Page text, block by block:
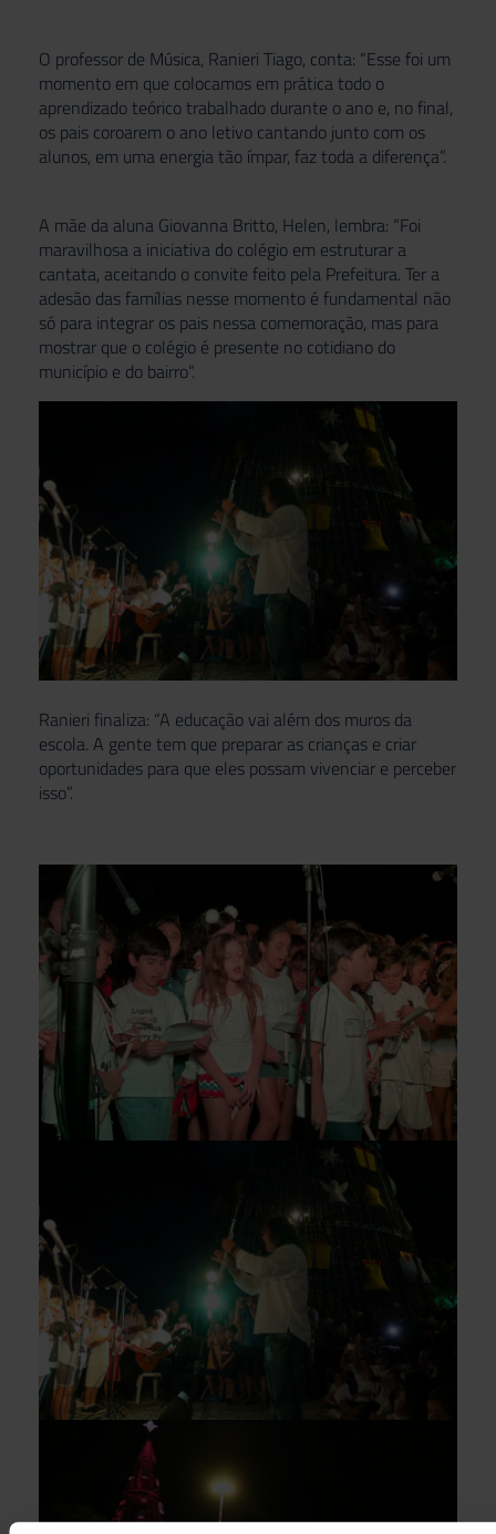
O professor de Música, Ranieri Tiago, conta: “Esse foi um
momento em que colocamos em prática todo o
aprendizado teórico trabalhado durante o ano e, no final,
os pais coroarem o ano letivo cantando junto com os
alunos, em uma energia tão ímpar, faz toda a diferença”.
A mãe da aluna Giovanna Britto, Helen, lembra: “Foi
maravilhosa a iniciativa do colégio em estruturar a
cantata, aceitando o convite feito pela Prefeitura. Ter a
adesão das famílias nesse momento é fundamental não
só para integrar os pais nessa comemoração, mas para
mostrar que o colégio é presente no cotidiano do
município e do bairro”.
Ranieri finaliza: “A educação vai além dos muros da
escola. A gente tem que preparar as crianças e criar
oportunidades para que eles possam vivenciar e perceber
isso”.